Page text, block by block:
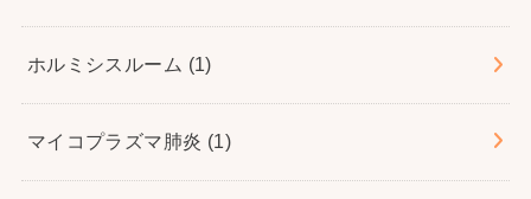
ホルミシスルーム (1)
マイコプラズマ肺炎 (1)